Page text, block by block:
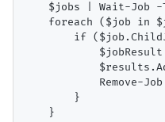
$jobs | Wait-Job -
foreach ($job in
if
Remove-
        }
    }